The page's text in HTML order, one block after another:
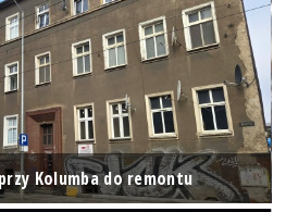
Kolumba do remontu